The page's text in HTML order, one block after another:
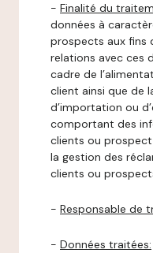
- Finalité du
données à
prospects aux fins
relations avec ces
cadre de
client ainsi que de
d’importation ou
comportant des
clients ou
la gestion des
clients ou
- Responsable de
- Données traitées: